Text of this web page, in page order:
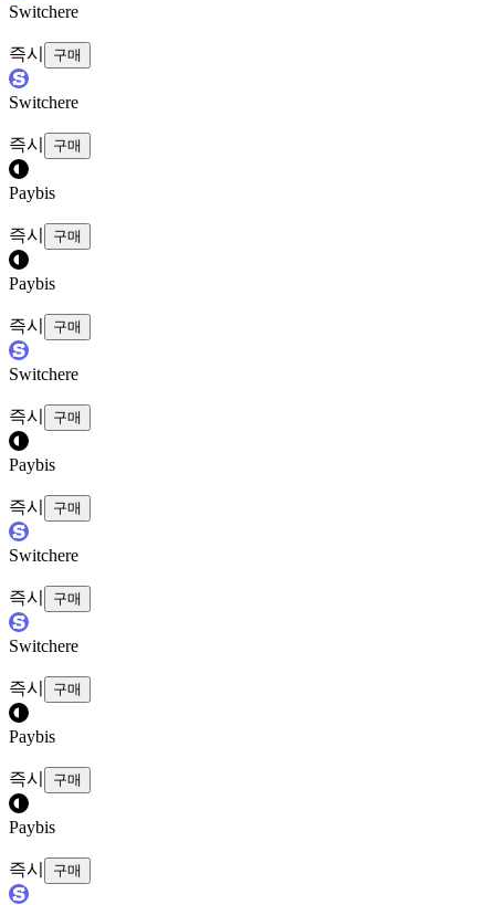
Switchere
즉시 구매
Switchere
즉시 구매
Paybis
즉시 구매
Paybis
즉시 구매
Switchere
즉시 구매
Paybis
즉시 구매
Switchere
즉시 구매
Switchere
즉시 구매
Paybis
즉시 구매
Paybis
즉시 구매